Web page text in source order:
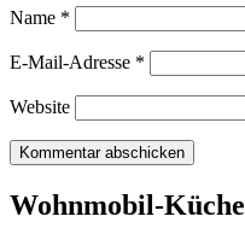
Name *
E-Mail-Adresse *
Website
Wohnmobil-Küche